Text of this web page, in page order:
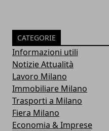
CATEGORIE
Informazioni utili
Notizie Attualità
Lavoro Milano
Immobiliare Milano
Trasporti a Milano
Fiera Milano
Economia & Imprese